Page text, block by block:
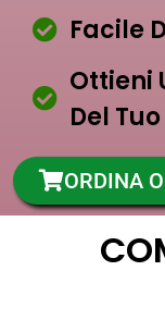
Facile
Ottieni
Del
ORDINA